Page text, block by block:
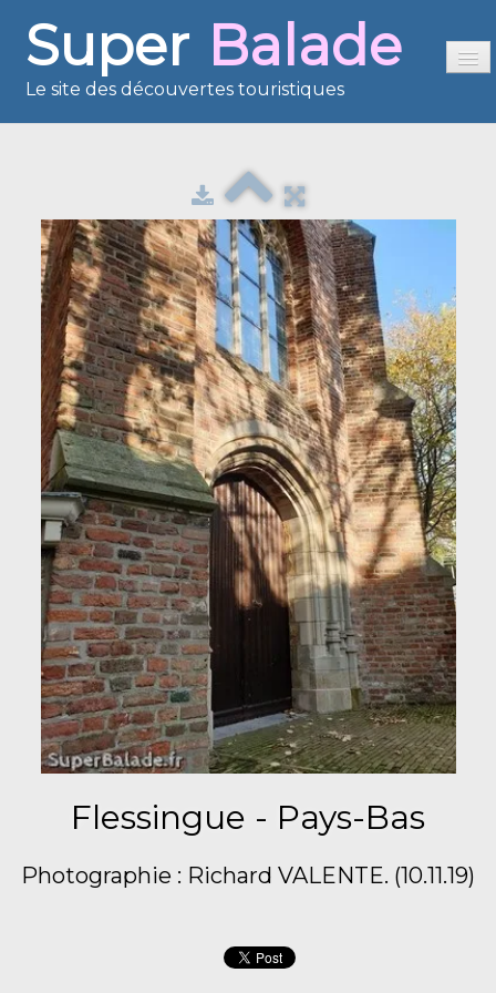
Super Balade
Le site des découvertes touristiques
Présentation
Reportages
France en images
Europe en images
Les îles en images
Voisins du Net
Flessingue - Pays-Bas
Photographie : Richard VALENTE. (10.11.19)